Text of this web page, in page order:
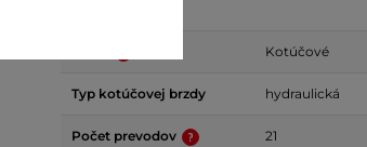
Kotúčové
Typ kotúčovej brzdy hydraulická
Počet prevodov 21